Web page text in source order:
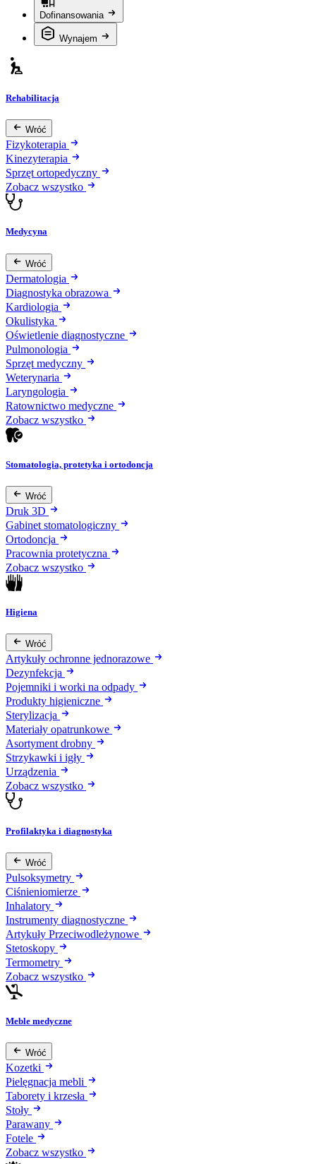
Dofinansowania
Wynajem
Rehabilitacja
Wróć
Fizykoterapia
Kinezyterapia
Sprzęt ortopedyczny
Zobacz wszystko
Medycyna
Wróć
Dermatologia
Diagnostyka obrazowa
Kardiologia
Okulistyka
Oświetlenie diagnostyczne
Pulmonologia
Sprzęt medyczny
Weterynaria
Laryngologia
Ratownictwo medyczne
Zobacz wszystko
Stomatologia, protetyka i ortodoncja
Wróć
Druk 3D
Gabinet stomatologiczny
Ortodoncja
Pracownia protetyczna
Zobacz wszystko
Higiena
Wróć
Artykuły ochronne jednorazowe
Dezynfekcja
Pojemniki i worki na odpady
Produkty higieniczne
Sterylizacja
Materiały opatrunkowe
Asortyment drobny
Strzykawki i igły
Urządzenia
Zobacz wszystko
Profilaktyka i diagnostyka
Wróć
Pulsoksymetry
Ciśnieniomierze
Inhalatory
Instrumenty diagnostyczne
Artykuły Przeciwodleżynowe
Stetoskopy
Termometry
Zobacz wszystko
Meble medyczne
Wróć
Kozetki
Pielęgnacja mebli
Taborety i krzesła
Stoły
Parawany
Fotele
Zobacz wszystko